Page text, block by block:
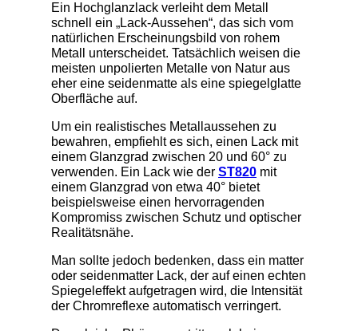
Ein Hochglanzlack verleiht dem Metall
schnell ein „Lack-Aussehen“, das sich vom
natürlichen Erscheinungsbild von rohem
Metall unterscheidet. Tatsächlich weisen die
meisten unpolierten Metalle von Natur aus
eher eine seidenmatte als eine spiegelglatte
Oberfläche auf.
Um ein realistisches Metallaussehen zu
bewahren, empfiehlt es sich, einen Lack mit
einem Glanzgrad zwischen 20 und 60° zu
verwenden. Ein Lack wie der ST820 mit
einem Glanzgrad von etwa 40° bietet
beispielsweise einen hervorragenden
Kompromiss zwischen Schutz und optischer
Realitätsnähe.
Man sollte jedoch bedenken, dass ein matter
oder seidenmatter Lack, der auf einen echten
Spiegeleffekt aufgetragen wird, die Intensität
der Chromreflexe automatisch verringert.